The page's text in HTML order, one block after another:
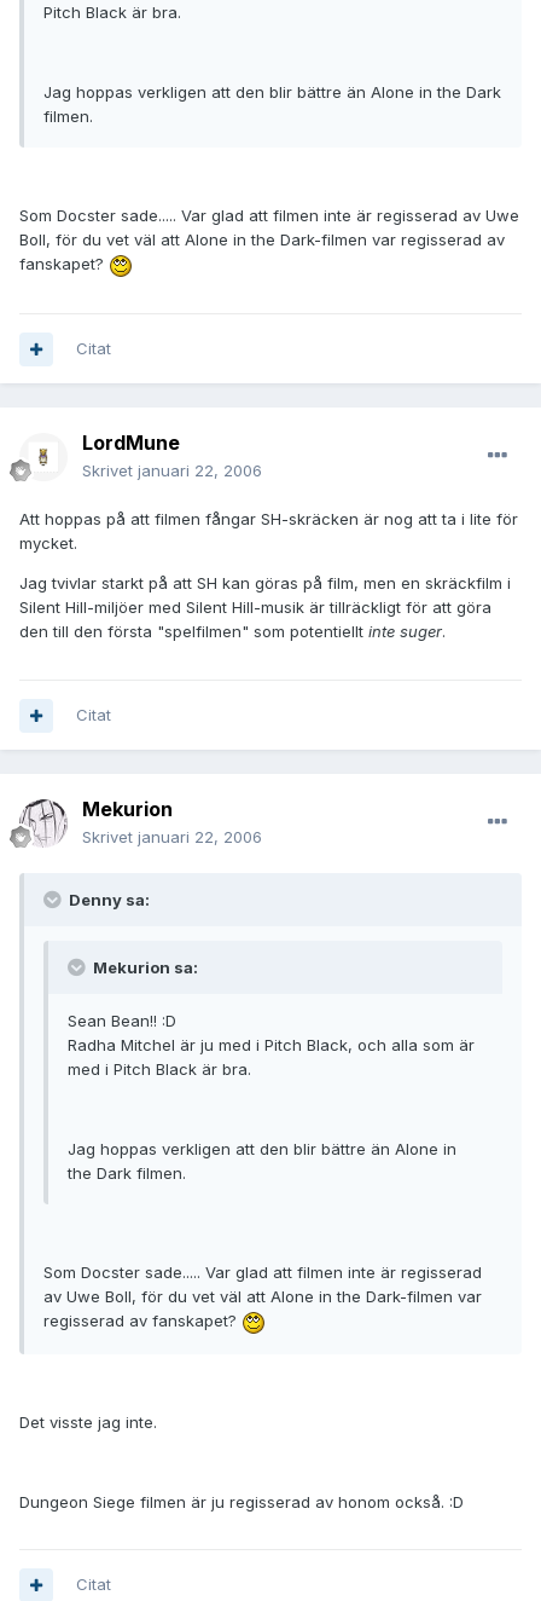
Pitch Black är bra.
Jag hoppas verkligen att den blir bättre än Alone in the Dark
filmen.
Som Docster sade..... Var glad att filmen inte är regisserad av Uwe
Boll, för du vet väl att Alone in the Dark-filmen var regisserad av
fanskapet?
Citat
LordMune
Skrivet januari 22, 2006
Att hoppas på att filmen fångar SH-skräcken är nog att ta i lite för
mycket.
Jag tvivlar starkt på att SH kan göras på film, men en skräckfilm i
Silent Hill-miljöer med Silent Hill-musik är tillräckligt för att göra
den till den första "spelfilmen" som potentiellt inte suger.
Citat
Mekurion
Skrivet januari 22, 2006
Denny sa:
Mekurion sa:
Sean Bean!! :D
Radha Mitchel är ju med i Pitch Black, och alla som är
med i Pitch Black är bra.
Jag hoppas verkligen att den blir bättre än Alone in
the Dark filmen.
Som Docster sade..... Var glad att filmen inte är regisserad
av Uwe Boll, för du vet väl att Alone in the Dark-filmen var
regisserad av fanskapet?
Det visste jag inte.
Dungeon Siege filmen är ju regisserad av honom också. :D
Citat